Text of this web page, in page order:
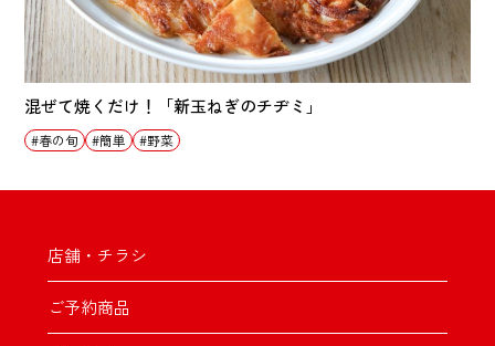
混ぜて焼くだけ！「新玉ねぎのチヂミ」
春の旬 簡単 野菜
店舗・チラシ
ご予約商品